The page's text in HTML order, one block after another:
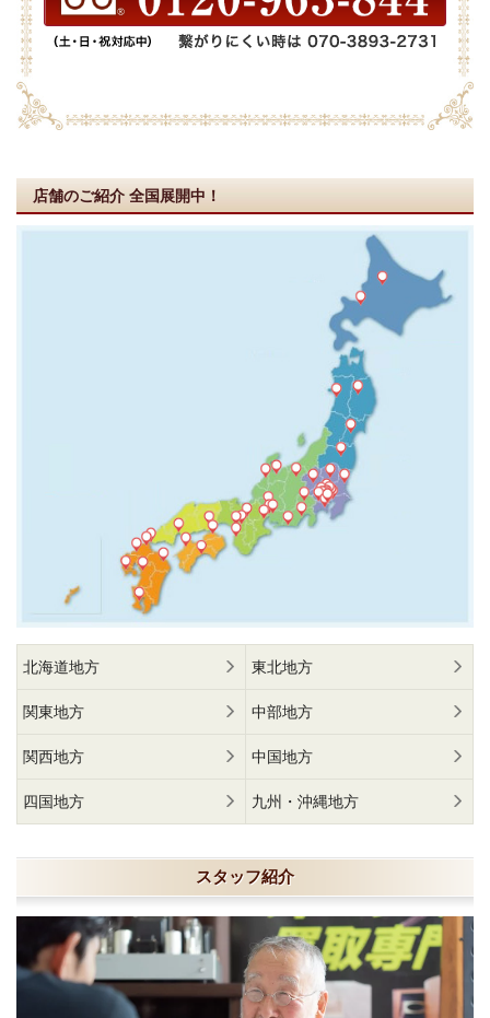
店舗のご紹介 全国展開中！
北海道地方 東北地方
関東地方 中部地方
関西地方 中国地方
四国地方 九州・沖縄地方
スタッフ紹介